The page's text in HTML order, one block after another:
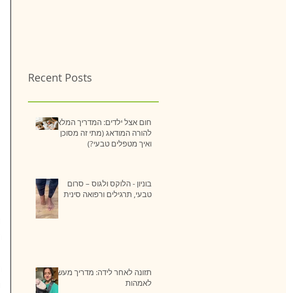
Recent Posts
חום אצל ילדים: המדריך המלא
להורה המודאג (מתי זה מסוכן
ואיך מטפלים טבעי?)
בוניון - הלוקס ולגוס – סרום
טבעי, תרגילים ורפואה סינית
תזונה לאחר לידה: מדריך מעשי
לאמהות